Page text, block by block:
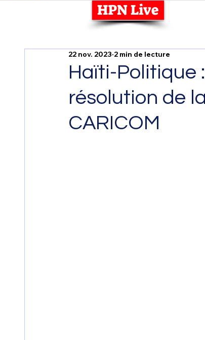
HPN Live
Haïti-Politique
résolution de
CARICOM
22 nov. 2023 2 min de lecture